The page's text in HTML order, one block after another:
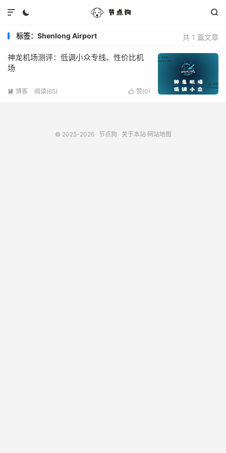
 

共 1 篇文章
标签：Shenlong Airport
神龙机场测评：低调小众专线、性价比机
场
 赞(0)
 博客 阅读(65)
© 2025-2026 节点狗 关于本站 网站地图